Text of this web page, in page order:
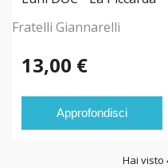
0,75L
Fratelli Giannarelli
13,00 €
Approfondisci
Hai visto